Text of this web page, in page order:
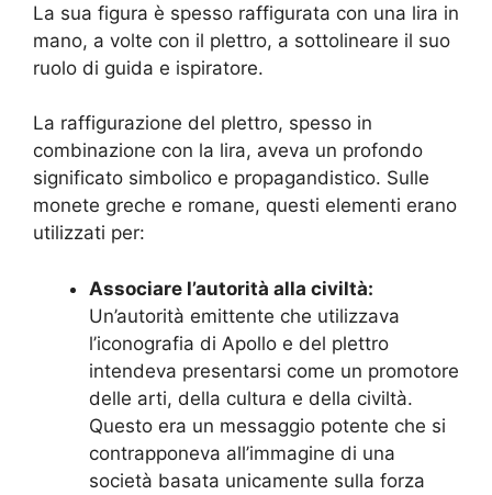
La sua figura è spesso raffigurata con una lira in
mano, a volte con il plettro, a sottolineare il suo
ruolo di guida e ispiratore.
La raffigurazione del plettro, spesso in
combinazione con la lira, aveva un profondo
significato simbolico e propagandistico. Sulle
monete greche e romane, questi elementi erano
utilizzati per:
Associare l’autorità alla civiltà:
Un’autorità emittente che utilizzava
l’iconografia di Apollo e del plettro
intendeva presentarsi come un promotore
delle arti, della cultura e della civiltà.
Questo era un messaggio potente che si
contrapponeva all’immagine di una
società basata unicamente sulla forza